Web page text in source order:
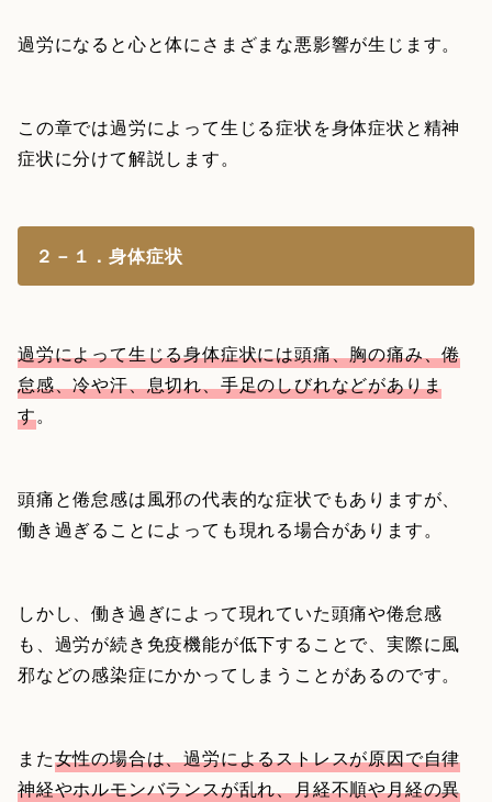
過労になると心と体にさまざまな悪影響が生じます。
この章では過労によって生じる症状を身体症状と精神
症状に分けて解説します。
２－１．身体症状
過労によって生じる身体症状には頭痛、胸の痛み、倦
怠感、冷や汗、息切れ、手足のしびれなどがありま
す。
頭痛と倦怠感は風邪の代表的な症状でもありますが、
働き過ぎることによっても現れる場合があります。
しかし、働き過ぎによって現れていた頭痛や倦怠感
も、過労が続き免疫機能が低下することで、実際に風
邪などの感染症にかかってしまうことがあるのです。
また女性の場合は、過労によるストレスが原因で自律
神経やホルモンバランスが乱れ、月経不順や月経の異